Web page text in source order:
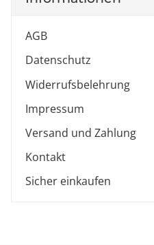
AGB
Datenschutz
Widerrufsbelehrung
Impressum
Versand und Zahlung
Kontakt
Sicher einkaufen